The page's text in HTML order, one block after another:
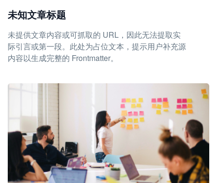
未知文章标题
未提供文章内容或可抓取的 URL，因此无法提取实
际引言或第一段。此处为占位文本，提示用户补充源
内容以生成完整的 Frontmatter。